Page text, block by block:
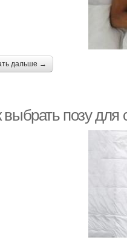
дальше →
выбрать позу